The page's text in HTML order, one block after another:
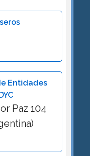
Entidades
Paz 104